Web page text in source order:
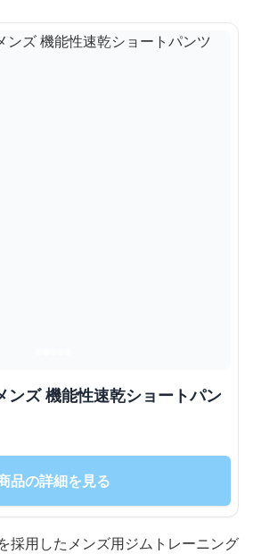
ンズ 機能性速乾ショートパン
品の詳細を見る
採用したメンズ用ジムトレーニング